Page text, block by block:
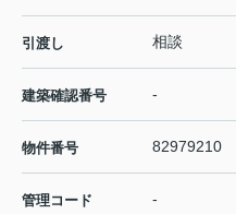
引渡し 相談
建築確認番号 -
物件番号 82979210
管理コード -